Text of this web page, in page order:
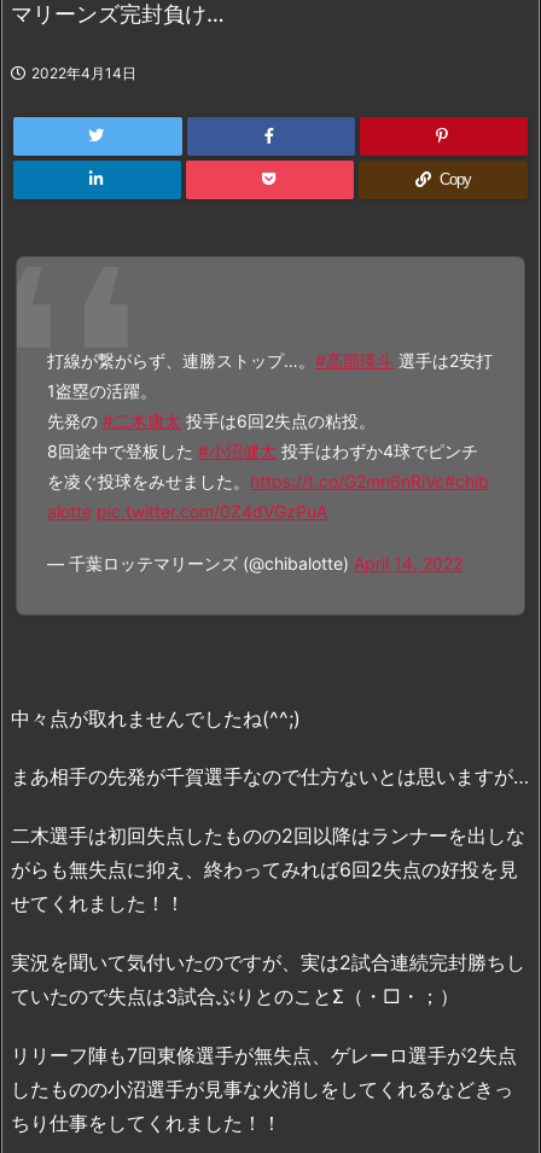
マリーンズ完封負け…
2022年4月14日
Copy
打線が繋がらず、連勝ストップ…。 #髙部瑛斗 選手は2安打
1盗塁の活躍。
先発の #二木康太 投手は6回2失点の粘投。
8回途中で登板した #小沼健太 投手はわずか4球でピンチ
を凌ぐ投球をみせました。 https://t.co/G2mn6nRiVc#chib
alotte pic.twitter.com/0Z4dVGzPuA
— 千葉ロッテマリーンズ (@chibalotte) April 14, 2022
中々点が取れませんでしたね(^^;)
まあ相手の先発が千賀選手なので仕方ないとは思いますが…
二木選手は初回失点したものの2回以降はランナーを出しな
がらも無失点に抑え、終わってみれば6回2失点の好投を見
せてくれました！！
実況を聞いて気付いたのですが、実は2試合連続完封勝ちし
ていたので失点は3試合ぶりとのことΣ（・□・；）
リリーフ陣も7回東條選手が無失点、ゲレーロ選手が2失点
したものの小沼選手が見事な火消しをしてくれるなどきっ
ちり仕事をしてくれました！！